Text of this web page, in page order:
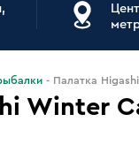
Палатка
Winter